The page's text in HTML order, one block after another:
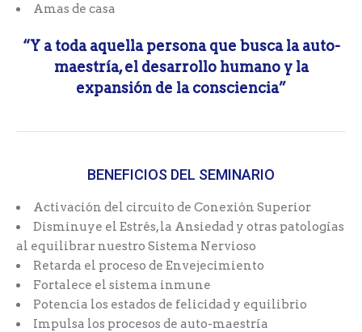
Amas de casa
“Y a toda aquella persona que busca la auto-
maestría, el desarrollo humano y la
expansión de la consciencia”
BENEFICIOS DEL SEMINARIO
Activación del circuito de Conexión Superior
Disminuye el Estrés, la Ansiedad y otras patologías
al equilibrar nuestro Sistema Nervioso
Retarda el proceso de Envejecimiento
Fortalece el sistema inmune
Potencia los estados de felicidad y equilibrio
Impulsa los procesos de auto-maestría